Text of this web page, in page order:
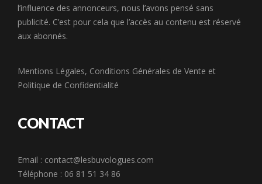
l’influence des annonceurs, nous l’avons pensé sans
publicité. C’est pour cela que l’accès au contenu est réservé
aux abonnés.
Mentions Légales, Conditions Générales de Vente et
Politique de Confidentialité
CONTACT
Email : contact@lesbuvologues.com
Téléphone : 06 81 51 34 86